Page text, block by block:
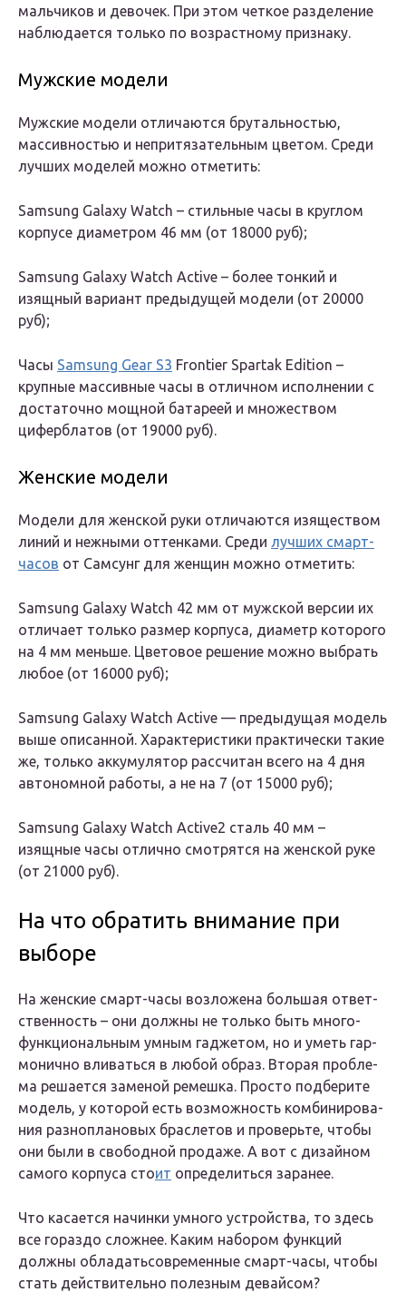
мальчиков и девочек. При этом четкое разделение
наблюдается только по возрастному признаку.
Мужские модели
Мужские модели отличаются брутальностью,
массивностью и непритязательным цветом. Среди
лучших моделей можно отметить:
Samsung Galaxy Watch – стильные часы в круглом
корпусе диаметром 46 мм (от 18000 руб);
Samsung Galaxy Watch Active – более тонкий и
изящный вариант предыдущей модели (от 20000
руб);
Часы Samsung Gear S3 Frontier Spartak Edition –
крупные массивные часы в отличном исполнении с
достаточно мощной батареей и множеством
циферблатов (от 19000 руб).
Женские модели
Модели для женской руки отличаются изяществом
линий и нежными оттенками. Среди лучших смарт-
часов от Самсунг для женщин можно отметить:
Samsung Galaxy Watch 42 мм от мужской версии их
отличает только размер корпуса, диаметр которого
на 4 мм меньше. Цветовое решение можно выбрать
любое (от 16000 руб);
Samsung Galaxy Watch Active –– предыдущая модель
выше описанной. Характеристики практически такие
же, только аккумулятор рассчитан всего на 4 дня
автономной работы, а не на 7 (от 15000 руб);
Samsung Galaxy Watch Active2 cталь 40 мм –
изящные часы отлично смотрятся на женской руке
(от 21000 руб).
На что обратить внимание при
выборе
На жен­ские смарт-часы воз­ло­же­на боль­шая ответ­
ствен­ность – они долж­ны не толь­ко быть мно­го­
функ­ци­о­наль­ным умным гад­же­том, но и уметь гар­
мо­нич­но вли­вать­ся в любой образ. Вто­рая про­бле­
ма реша­ет­ся заме­ной ремеш­ка. Про­сто под­бе­ри­те
модель, у кото­рой есть воз­мож­ность ком­би­ни­ро­ва­
ния раз­но­пла­но­вых брас­ле­тов и про­верь­те, что­бы
они были в сво­бод­ной про­да­же. А вот с дизай­ном
само­го кор­пу­са сто­ит опре­де­лить­ся зара­нее.
Что каса­ет­ся начин­ки умно­го устрой­ства, то здесь
все гораз­до слож­нее. Каким набо­ром функ­ций
долж­ны обла­дать­со­вре­мен­ные смарт-часы, что­бы
стать дей­стви­тель­но полез­ным девай­сом?